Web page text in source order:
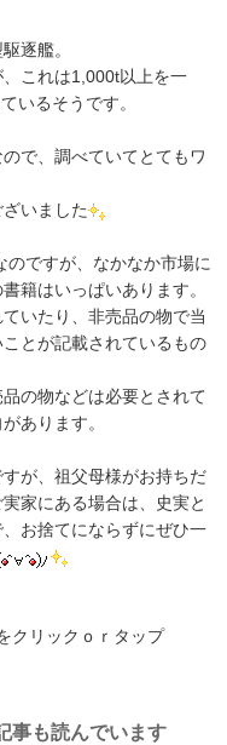
逐艦。
これは1,000t以上を一
いるそうです。
で、調べていてとてもワ
いました
ですが、なかなか市場に
籍はいっぱいあります。
いたり、非売品の物で当
とが記載されているもの
の物などは必要とされて
あります。
が、祖父母様がお持ちだ
家にある場合は、史実と
お捨てにならずにぜひ一
クリックｏｒタップ
事も読んでいます